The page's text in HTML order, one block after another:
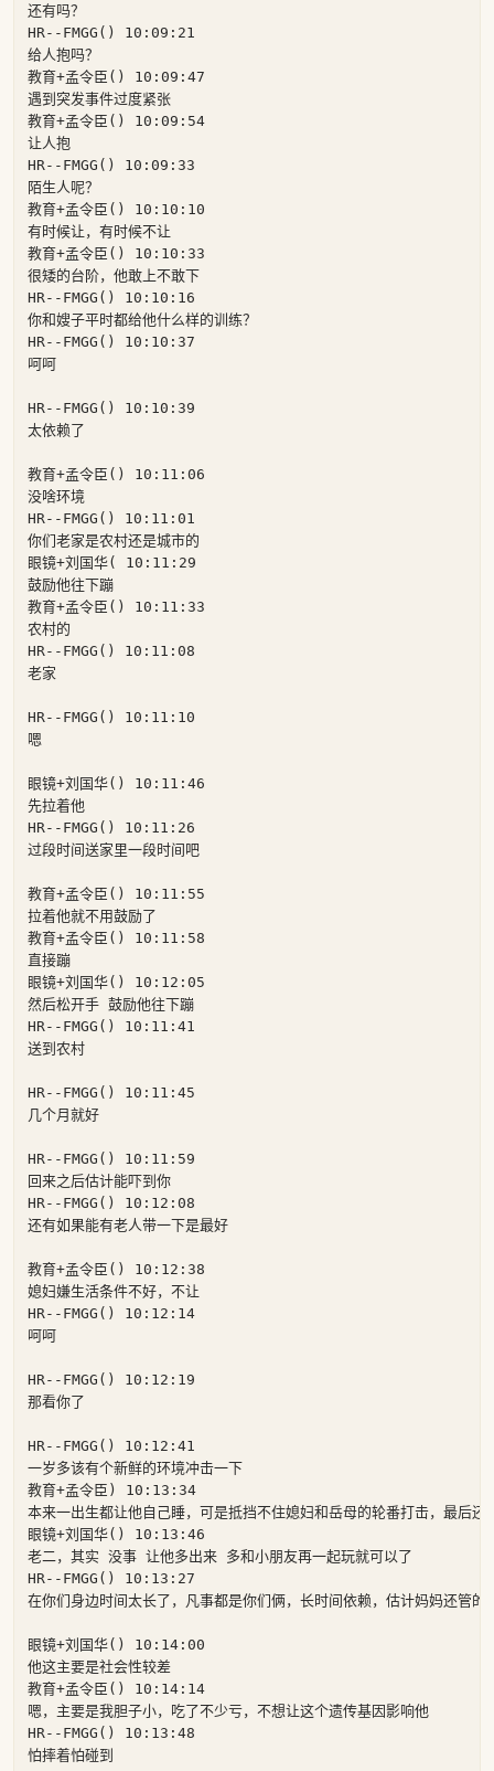
还有吗？
HR--FMGG() 10:09:21
给人抱吗？
教育+孟令臣() 10:09:47
遇到突发事件过度紧张
教育+孟令臣() 10:09:54
让人抱
HR--FMGG() 10:09:33
陌生人呢？
教育+孟令臣() 10:10:10
有时候让，有时候不让
教育+孟令臣() 10:10:33
很矮的台阶，他敢上不敢下
HR--FMGG() 10:10:16
你和嫂子平时都给他什么样的训练？
HR--FMGG() 10:10:37
呵呵
HR--FMGG() 10:10:39
太依赖了
教育+孟令臣() 10:11:06
没啥环境
HR--FMGG() 10:11:01
你们老家是农村还是城市的
眼镜+刘国华( 10:11:29
鼓励他往下蹦
教育+孟令臣() 10:11:33
农村的
HR--FMGG() 10:11:08
老家
HR--FMGG() 10:11:10
嗯
眼镜+刘国华() 10:11:46
先拉着他
HR--FMGG() 10:11:26
过段时间送家里一段时间吧
教育+孟令臣() 10:11:55
拉着他就不用鼓励了
教育+孟令臣() 10:11:58
直接蹦
眼镜+刘国华() 10:12:05
然后松开手 鼓励他往下蹦
HR--FMGG() 10:11:41
送到农村
HR--FMGG() 10:11:45
几个月就好
HR--FMGG() 10:11:59
回来之后估计能吓到你
HR--FMGG() 10:12:08
还有如果能有老人带一下是最好
教育+孟令臣() 10:12:38
媳妇嫌生活条件不好，不让
HR--FMGG() 10:12:14
呵呵
HR--FMGG() 10:12:19
那看你了
HR--FMGG() 10:12:41
一岁多该有个新鲜的环境冲击一下
教育+孟令臣) 10:13:34
本来一出生都让他自己睡，可是抵挡不住媳妇和岳母的轮番打击，最后还
眼镜+刘国华() 10:13:46
老二，其实 没事 让他多出来 多和小朋友再一起玩就可以了
HR--FMGG() 10:13:27
在你们身边时间太长了，凡事都是你们俩，长时间依赖，估计妈妈还管的
眼镜+刘国华() 10:14:00
他这主要是社会性较差
教育+孟令臣() 10:14:14
嗯，主要是我胆子小，吃了不少亏，不想让这个遗传基因影响他
HR--FMGG() 10:13:48
怕摔着怕碰到